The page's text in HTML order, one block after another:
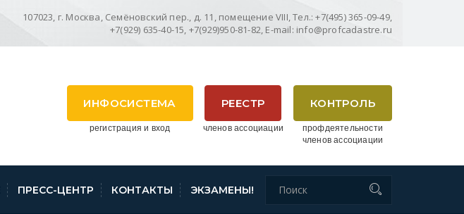
107023, г. Москва, Семёновский пер., д. 11, помещение VIII, Тел.: +7(495) 365-09-49,
+7(929) 635-40-15, +7(929)950-81-82, E-mail: info@profcadastre.ru
КОНТРОЛЬ
профдеятельности
членов ассоциации
РЕЕСТР
членов ассоциации
ИНФОСИСТЕМА
регистрация и вход
ПРЕСС-ЦЕНТР КОНТАКТЫ ЭКЗАМЕНЫ!